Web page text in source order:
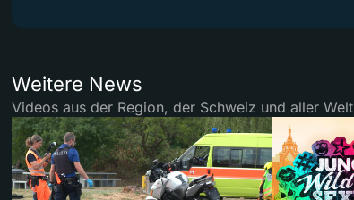
Weitere News
Videos aus der Region, der Schweiz und aller Welt